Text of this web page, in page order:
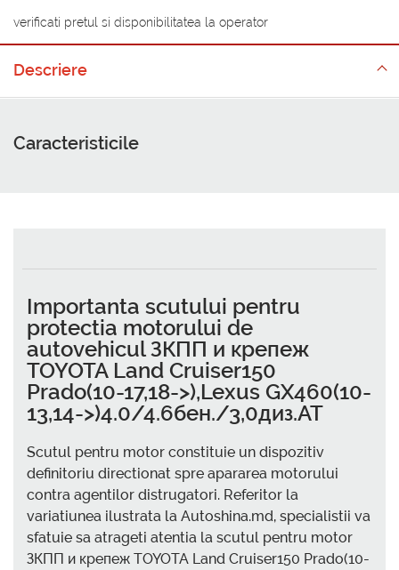
verificati pretul si disponibilitatea la operator
Descriere
Caracteristicile
Importanta scutului pentru
protectia motorului de
autovehicul ЗКПП и крепеж
TOYOTA Land Cruiser150
Prado(10-17,18->),Lexus GX460(10-
13,14->)4.0/4.6бен./3,0диз.AT
Scutul pentru motor constituie un dispozitiv
definitoriu directionat spre apararea motorului
contra agentilor distrugatori. Referitor la
variatiunea ilustrata la Autoshina.md, specialistii va
sfatuie sa atrageti atentia la scutul pentru motor
ЗКПП и крепеж TOYOTA Land Cruiser150 Prado(10-